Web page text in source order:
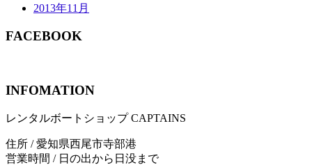
2013年11月
FACEBOOK
INFOMATION
レンタルボートショップ CAPTAINS
住所 / 愛知県西尾市寺部港
営業時間 / 日の出から日没まで